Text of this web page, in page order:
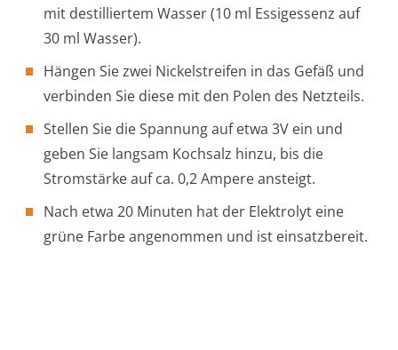
mit destilliertem Wasser (10 ml Essigessenz auf
30 ml Wasser).
Hängen Sie zwei Nickelstreifen in das Gefäß und
verbinden Sie diese mit den Polen des Netzteils.
Stellen Sie die Spannung auf etwa 3V ein und
geben Sie langsam Kochsalz hinzu, bis die
Stromstärke auf ca. 0,2 Ampere ansteigt.
Nach etwa 20 Minuten hat der Elektrolyt eine
grüne Farbe angenommen und ist einsatzbereit.